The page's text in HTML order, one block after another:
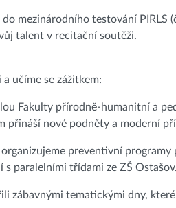
mezinárodního testování PIRLS
talent v recitační soutěži.
učíme se zážitkem:
Fakulty přírodně-humanitní a
přináší nové podněty a moderní
preventivní
paralelními třídami ze ZŠ Ostašov.
zábavnými tematickými dny,